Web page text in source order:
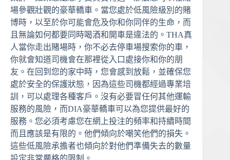
場參觀壯觀的豪華轎車。當您處於低風險級別的賭
博時，以至於你可能會危及你和你同伴的生命，而
且無論如何都要同時喝酒和開車是違法的。THA真
人當你走出賭場時，你不必去停車場搜索你的車，
你就會知道司機會在那裡從入口處接你和你的朋
友。在回到您的家中時，您會感到放鬆，並確保您
處於安全的保護狀態，因為這些司機都經過專業培
訓，可以處理各種客戶。沒有必要冒任何其他運輸
服務的風險，而DIA豪華轎車可以為您提供最好的
服務。您必須考慮您在網上投注的頻率和持續時間
而且應該是有限的。他們傾向於嘲笑他們的損失。
這些低風險承擔者也傾向於對他們準備失去的數量
設定非常嚴格的限制。